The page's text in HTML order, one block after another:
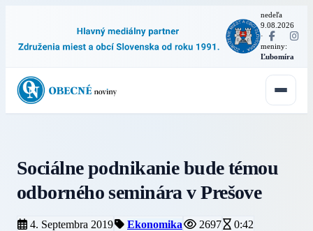
nedeľa
9.08.2026
·
meniny:
Ľubomíra
Sociálne podnikanie bude témou
odborného seminára v Prešove
4. Septembra 2019 Ekonomika 2697 0:42